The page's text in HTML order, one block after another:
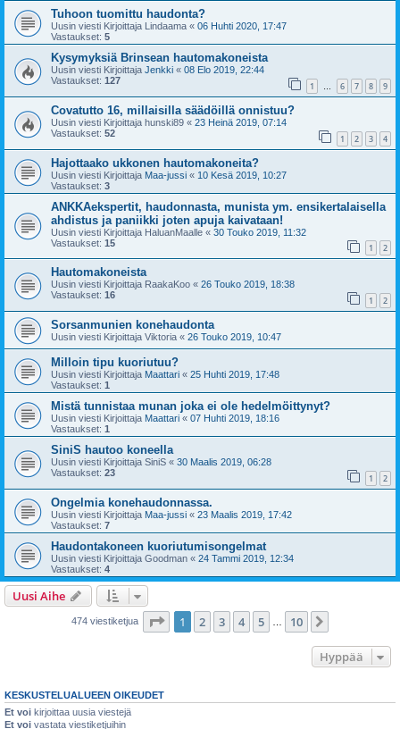
Tuhoon tuomittu haudonta?
Uusin viesti Kirjoittaja Lindaama « 06 Huhti 2020, 17:47
Vastaukset: 5
Kysymyksiä Brinsean hautomakoneista
Uusin viesti Kirjoittaja Jenkki « 08 Elo 2019, 22:44
Vastaukset: 127 1 … 6 7 8 9
Covatutto 16, millaisilla säädöillä onnistuu?
Uusin viesti Kirjoittaja hunski89 « 23 Heinä 2019, 07:14
Vastaukset: 52 1 2 3 4
Hajottaako ukkonen hautomakoneita?
Uusin viesti Kirjoittaja Maa-jussi « 10 Kesä 2019, 10:27
Vastaukset: 3
ANKKAekspertit, haudonnasta, munista ym. ensikertalaisella
ahdistus ja paniikki joten apuja kaivataan!
Uusin viesti Kirjoittaja HaluanMaalle « 30 Touko 2019, 11:32
Vastaukset: 15 1 2
Hautomakoneista
Uusin viesti Kirjoittaja RaakaKoo « 26 Touko 2019, 18:38
Vastaukset: 16 1 2
Sorsanmunien konehaudonta
Uusin viesti Kirjoittaja Viktoria « 26 Touko 2019, 10:47
Milloin tipu kuoriutuu?
Uusin viesti Kirjoittaja Maattari « 25 Huhti 2019, 17:48
Vastaukset: 1
Mistä tunnistaa munan joka ei ole hedelmöittynyt?
Uusin viesti Kirjoittaja Maattari « 07 Huhti 2019, 18:16
Vastaukset: 1
SiniS hautoo koneella
Uusin viesti Kirjoittaja SiniS « 30 Maalis 2019, 06:28
Vastaukset: 23 1 2
Ongelmia konehaudonnassa.
Uusin viesti Kirjoittaja Maa-jussi « 23 Maalis 2019, 17:42
Vastaukset: 7
Haudontakoneen kuoriutumisongelmat
Uusin viesti Kirjoittaja Goodman « 24 Tammi 2019, 12:34
Vastaukset: 4
Uusi Aihe
474 viestiketjua Sivu /10
1 2 3 4 5 10
Hyppää
KESKUSTELUALUEEN OIKEUDET
Et voi kirjoittaa uusia viestejä
Et voi vastata viestiketjuihin